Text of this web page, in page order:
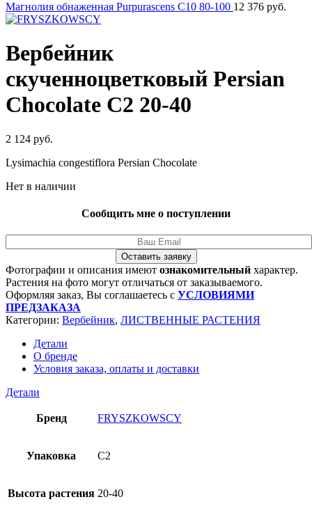
Магнолия обнаженная Purpurascens C10 80-100 12 376 руб.
Вербейник
скученноцветковый Persian
Chocolate C2 20-40
2 124 руб.
Lysimachia congestiflora Persian Chocolate
Нет в наличии
Сообщить мне о поступлении
Оставить заявку
Фотографии и описания имеют ознакомительный характер.
Растения на фото могут отличаться от заказываемого.
Оформляя заказ, Вы соглашаетесь с УСЛОВИЯМИ
ПРЕДЗАКАЗА
Категории: Вербейник, ЛИСТВЕННЫЕ РАСТЕНИЯ
Детали
О бренде
Условия заказа, оплаты и доставки
Детали
Бренд FRYSZKOWSCY
Упаковка C2
Высота растения 20-40